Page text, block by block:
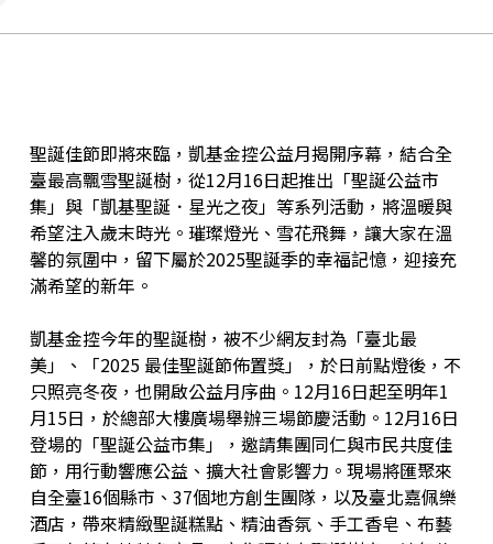
聖誕佳節即將來臨，凱基金控公益月揭開序幕，結合全
臺最高飄雪聖誕樹，從12月16日起推出「聖誕公益市
集」與「凱基聖誕．星光之夜」等系列活動，將溫暖與
希望注入歲末時光。璀璨燈光、雪花飛舞，讓大家在溫
馨的氛圍中，留下屬於2025聖誕季的幸福記憶，迎接充
滿希望的新年。
凱基金控今年的聖誕樹，被不少網友封為「臺北最
美」、「2025 最佳聖誕節佈置獎」，於日前點燈後，不
只照亮冬夜，也開啟公益月序曲。12月16日起至明年1
月15日，於總部大樓廣場舉辦三場節慶活動。12月16日
登場的「聖誕公益市集」，邀請集團同仁與市民共度佳
節，用行動響應公益、擴大社會影響力。現場將匯聚來
自全臺16個縣市、37個地方創生團隊，以及臺北嘉佩樂
酒店，帶來精緻聖誕糕點、精油香氛、手工香皂、布藝